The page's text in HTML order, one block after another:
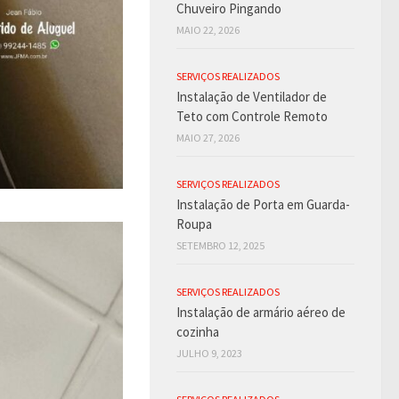
Chuveiro Pingando
MAIO 22, 2026
SERVIÇOS REALIZADOS
Instalação de Ventilador de
Teto com Controle Remoto
MAIO 27, 2026
SERVIÇOS REALIZADOS
Instalação de Porta em Guarda-
Roupa
SETEMBRO 12, 2025
SERVIÇOS REALIZADOS
Instalação de armário aéreo de
cozinha
JULHO 9, 2023